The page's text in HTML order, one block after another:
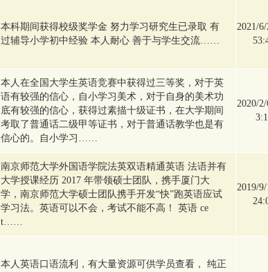
本科期间获得校级奖学金 努力学习研究生已录取 有
过辅导小学初中经验 本人耐心 善于与学生交流……
2021/
本人在全国大学生英语竞赛中获得过三等奖，对于英
语有较强的信心，自小学习美术，对于自身的美术功
底有较强的信心，获得过素描十级证书，在大学期间
考取了普通话二级甲等证书，对于普通话教学也是有
信心的。自小学习……
2020/
南京师范大学外国语学院法英双语精通英语 法语并有
大学授课经历 2017 年带领硕士团队，携手厦门大
学，南京师范大学硕士团队携手开发“快”跑英语应试
学习法。英语可以不会，考试不能不高！ 英语 ce
t……
2019/9/
本人英语口语流利，有大量资源可供学员查看， 纯正